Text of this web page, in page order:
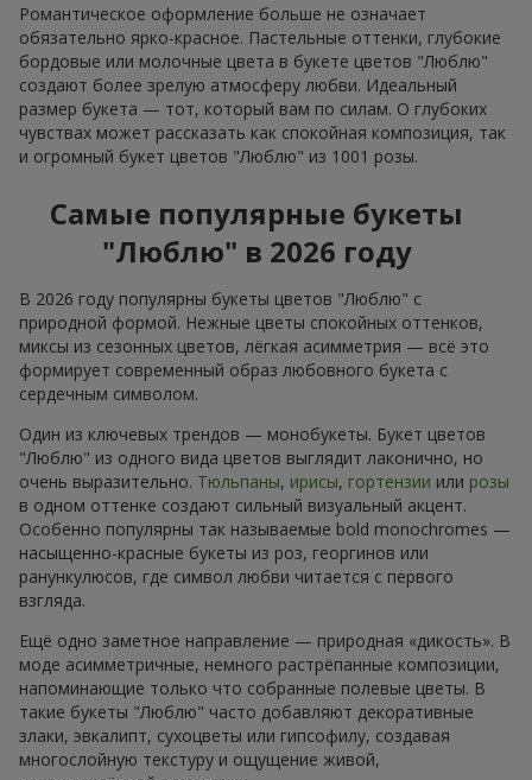
Романтическое оформление больше не означает
обязательно ярко-красное. Пастельные оттенки, глубокие
бордовые или молочные цвета в букете цветов "Люблю"
создают более зрелую атмосферу любви. Идеальный
размер букета — тот, который вам по силам. О глубоких
чувствах может рассказать как спокойная композиция, так
и огромный букет цветов "Люблю" из 1001 розы.
Самые популярные букеты
"Люблю" в 2026 году
В 2026 году популярны букеты цветов "Люблю" с
природной формой. Нежные цветы спокойных оттенков,
миксы из сезонных цветов, лёгкая асимметрия — всё это
формирует современный образ любовного букета с
сердечным символом.
Один из ключевых трендов — монобукеты. Букет цветов
"Люблю" из одного вида цветов выглядит лаконично, но
очень выразительно. Тюльпаны, ирисы, гортензии или розы
в одном оттенке создают сильный визуальный акцент.
Особенно популярны так называемые bold monochromes —
насыщенно-красные букеты из роз, георгинов или
ранункулюсов, где символ любви читается с первого
взгляда.
Ещё одно заметное направление — природная «дикость». В
моде асимметричные, немного растрёпанные композиции,
напоминающие только что собранные полевые цветы. В
такие букеты "Люблю" часто добавляют декоративные
злаки, эвкалипт, сухоцветы или гипсофилу, создавая
многослойную текстуру и ощущение живой,